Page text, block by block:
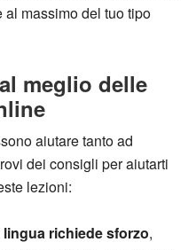
massimo del tuo tipo
meglio delle
aiutare tanto ad
dei consigli per aiutarti
lezioni:
richiede sforzo,